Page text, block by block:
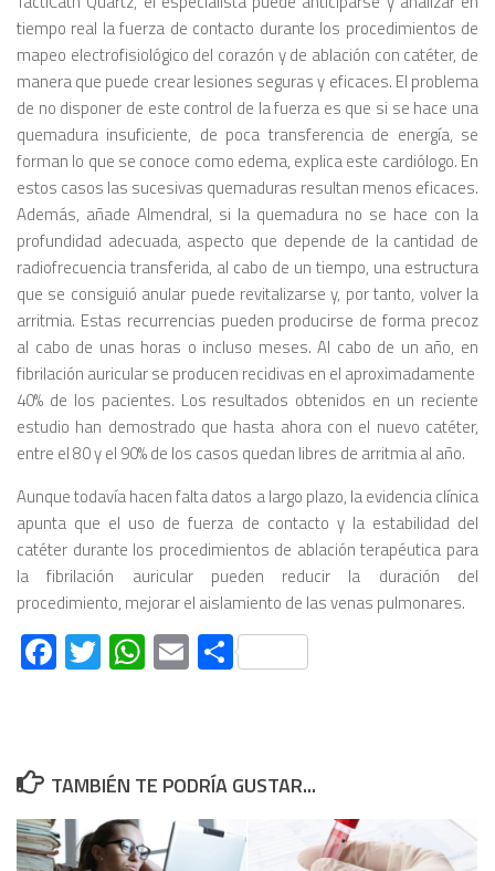
tiempo real la fuerza de contacto durante los procedimientos de
mapeo electrofisiológico del corazón y de ablación con catéter, de
manera que puede crear lesiones seguras y eficaces. El problema
de no disponer de este control de la fuerza es que si se hace una
quemadura insuficiente, de poca transferencia de energía, se
forman lo que se conoce como edema, explica este cardiólogo. En
estos casos las sucesivas quemaduras resultan menos eficaces.
Además, añade Almendral, si la quemadura no se hace con la
profundidad adecuada, aspecto que depende de la cantidad de
radiofrecuencia transferida, al cabo de un tiempo, una estructura
que se consiguió anular puede revitalizarse y, por tanto, volver la
arritmia. Estas recurrencias pueden producirse de forma precoz
al cabo de unas horas o incluso meses. Al cabo de un año, en
fibrilación auricular se producen recidivas en el aproximadamente
40% de los pacientes. Los resultados obtenidos en un reciente
estudio han demostrado que hasta ahora con el nuevo catéter,
entre el 80 y el 90% de los casos quedan libres de arritmia al año.
Aunque todavía hacen falta datos a largo plazo, la evidencia clínica
apunta que el uso de fuerza de contacto y la estabilidad del
catéter durante los procedimientos de ablación terapéutica para
la fibrilación auricular pueden reducir la duración del
procedimiento, mejorar el aislamiento de las venas pulmonares.
Facebook
Twitter
WhatsApp
EmailCompartir
TAMBIÉN TE PODRÍA GUSTAR...